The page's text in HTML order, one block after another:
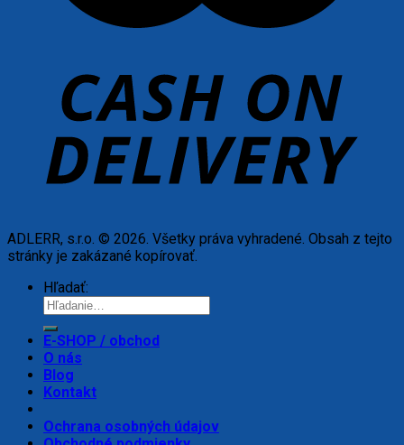
ADLERR, s.r.o. © 2026. Všetky práva vyhradené. Obsah z tejto
stránky je zakázané kopírovať.
Hľadať:
E-SHOP / obchod
O nás
Blog
Kontakt
Ochrana osobných údajov